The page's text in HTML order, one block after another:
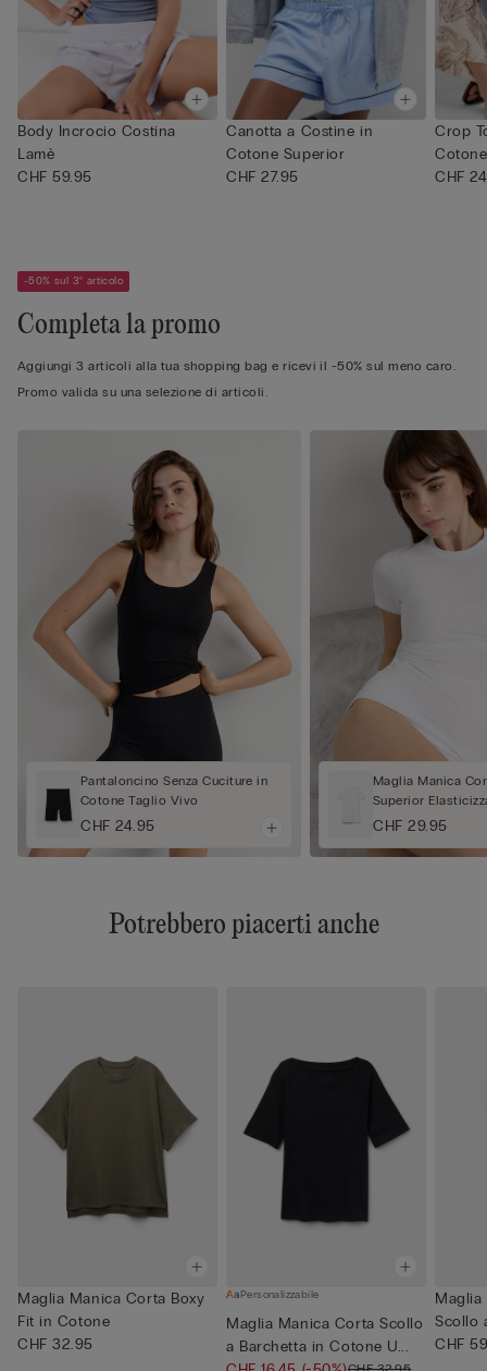
Body Incrocio Costina
Lamè
CHF 59.95
Canotta a Costine in
Cotone Superior
CHF 27.95
Crop
CHF
-50% sul 3° articolo
Completa la promo
Aggiungi 3 articoli alla tua shopping bag e ricevi il -50% sul meno caro.
Promo valida su una selezione di articoli.
Pantaloncino Senza Cuciture in
Cotone Taglio Vivo
CHF 24.95
Maglia Manica
Superior
CHF 29.95
Potrebbero piacerti anche
Maglia Manica Corta Boxy
Fit in Cotone
CHF 32.95
Personalizzabile
Maglia Manica Corta Scollo
a Barchetta in Cotone U...
Scollo
CHF